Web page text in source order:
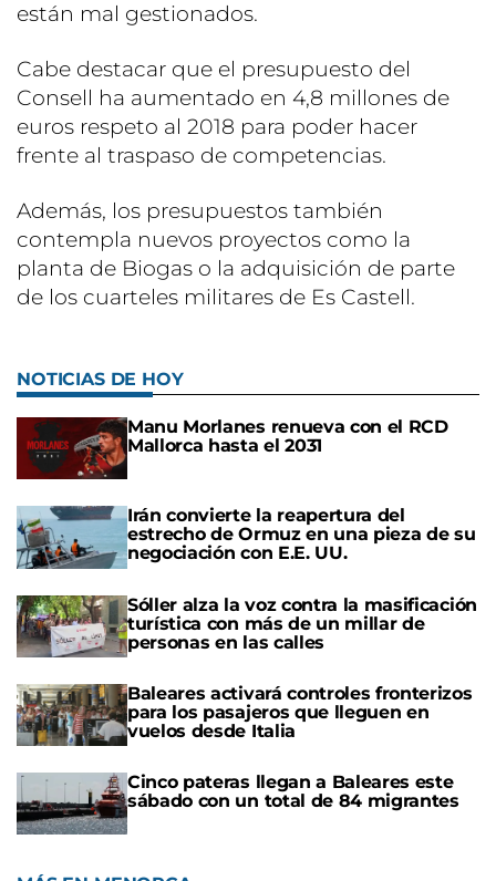
están mal gestionados.
Cabe destacar que el presupuesto del
Consell ha aumentado en 4,8 millones de
euros respeto al 2018 para poder hacer
frente al traspaso de competencias.
Además, los presupuestos también
contempla nuevos proyectos como la
planta de Biogas o la adquisición de parte
de los cuarteles militares de Es Castell.
NOTICIAS DE HOY
Manu Morlanes renueva con el RCD
Mallorca hasta el 2031
Irán convierte la reapertura del
estrecho de Ormuz en una pieza de su
negociación con E.E. UU.
Sóller alza la voz contra la masificación
turística con más de un millar de
personas en las calles
Baleares activará controles fronterizos
para los pasajeros que lleguen en
vuelos desde Italia
Cinco pateras llegan a Baleares este
sábado con un total de 84 migrantes